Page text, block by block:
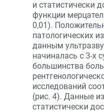
и статистически
функции
0,01).
патологических
данным
начиналась с 3-х
большинства
исследований
(рис. 4). Данные
статистически